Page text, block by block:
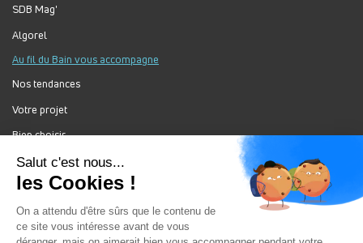
SDB Mag'
Algorel
Au fil du Bain vous accompagne
Nos tendances
Votre projet
Bien choisir
Forum Au Fil du Bain
Nos produits